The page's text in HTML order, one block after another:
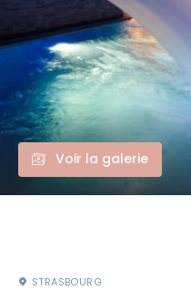
Voir la galerie
STRASBOURG